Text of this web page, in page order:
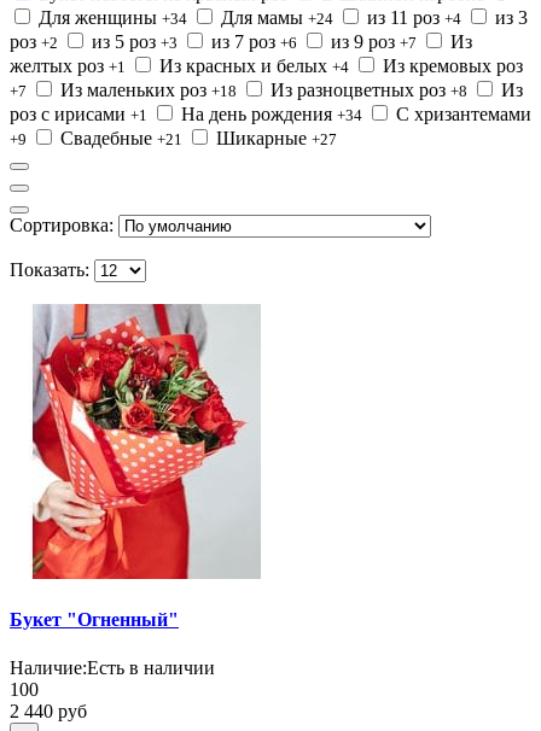
Для женщины +34 Для мамы +24 из 11 роз +4
из 3
роз +2 из 5 роз +3 из 7 роз +6 из 9 роз +7
Из
желтых роз +1 Из красных и белых +4 Из кремовых роз
+7 Из маленьких роз +18 Из разноцветных роз +8
Из
роз с ирисами +1 На день рождения +34 С хризантемами
+9 Свадебные +21 Шикарные +27
Сортировка:
Показать:
Букет "Огненный"
Наличие:Есть в наличии
100
2 440 руб